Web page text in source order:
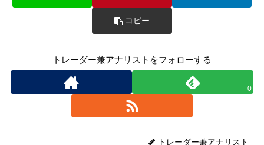
コピー
トレーダー兼アナリストをフォローする
0
トレーダー兼アナリスト